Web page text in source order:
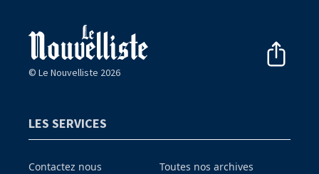
© Le Nouvelliste 2026
LES SERVICES
Contactez nous
Toutes nos archives